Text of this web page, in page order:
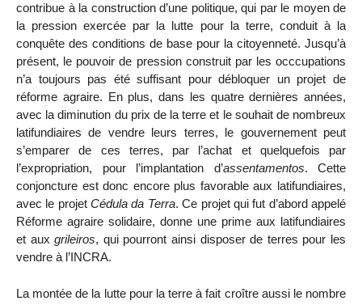
contribue à la construction d’une politique, qui par le moyen de
la pression exercée par la lutte pour la terre, conduit à la
conquête des conditions de base pour la citoyenneté. Jusqu’à
présent, le pouvoir de pression construit par les occcupations
n’a toujours pas été suffisant pour débloquer un projet de
réforme agraire. En plus, dans les quatre dernières années,
avec la diminution du prix de la terre et le souhait de nombreux
latifundiaires de vendre leurs terres, le gouvernement peut
s’emparer de ces terres, par l’achat et quelquefois par
l’expropriation, pour l’implantation d’assentamentos. Cette
conjoncture est donc encore plus favorable aux latifundiaires,
avec le projetCédula da Terra. Ce projet qui fut d’abord appelé
Réforme agraire solidaire, donne une prime aux latifundiaires
et auxgrileiros, qui pourront ainsi disposer de terres pour les
vendre à l’INCRA.
La montée de la lutte pour la terre à fait croître aussi le nombre